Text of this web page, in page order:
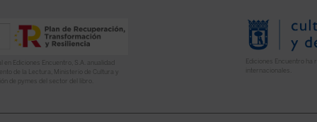
Ediciones Encuentro, S.A. anualidad
de la Lectura, Ministerio de Cultura y
de pymes del sector del libro.
Ediciones Encuentro